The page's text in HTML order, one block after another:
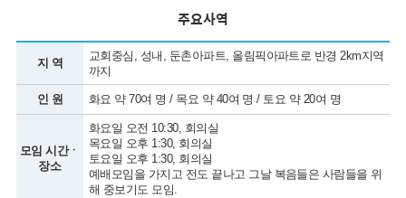
주요사역
지 역
교회중심, 성내, 둔촌아파트, 올림픽아파트로 반경 2km지역
까지
인 원 화요 약 70여 명 / 목요 약 40여 명 / 토요 약 20여 명
모임 시간ㆍ
장소
화요일 오전 10:30, 회의실
목요일 오후 1:30, 회의실
토요일 오후 1:30, 회의실
예배모임을 가지고 전도 끝나고 그날 복음들은 사람들을 위
해 중보기도 모임.